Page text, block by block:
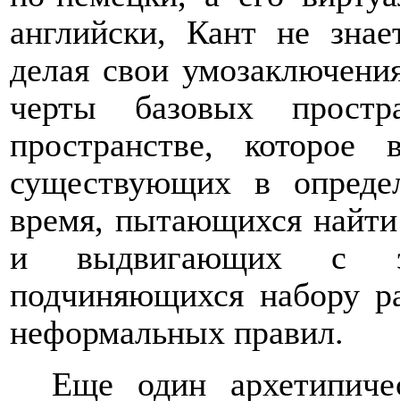
английски, Кант не
делая свои
черты базовых
пространстве,
существующих в
время, пытающихся
и выдвигающих с
подчиняющихся набору
неформальных правил.
Еще один